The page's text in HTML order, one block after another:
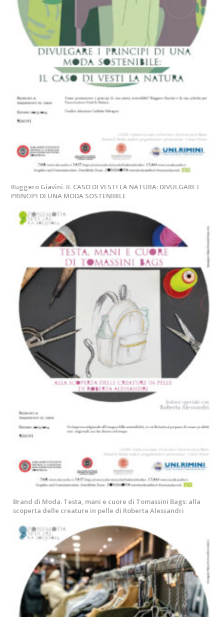
Ruggero Giavini. IL CASO DI VESTI LA NATURA: DIVULGARE I
PRINCIPI DI UNA MODA SOSTENIBILE
Brand di Moda. Testa, mani e cuore di Tomassini Bags: alla
scoperta delle creature in pelle di Roberta Alessandri